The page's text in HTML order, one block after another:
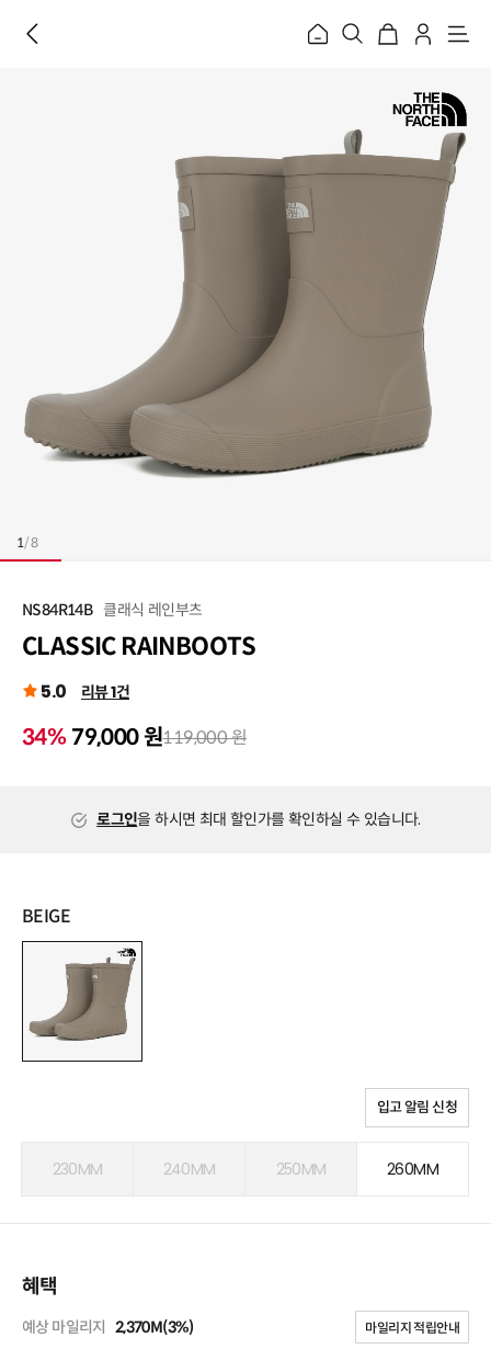
홈
메
1/8
NS84R14B 클래식 레인부츠
CLASSIC RAINBOOTS
5.0 리뷰 1건
34% 79,000 원119,000 원
로그인을 하시면 최대 할인가를 확인하실 수 있습니다.
BEIGE
입고 알림 신청
230MM 240MM 250MM 260MM
혜택
예상 마일리지 2,370M(3%) 마일리지 적립안내